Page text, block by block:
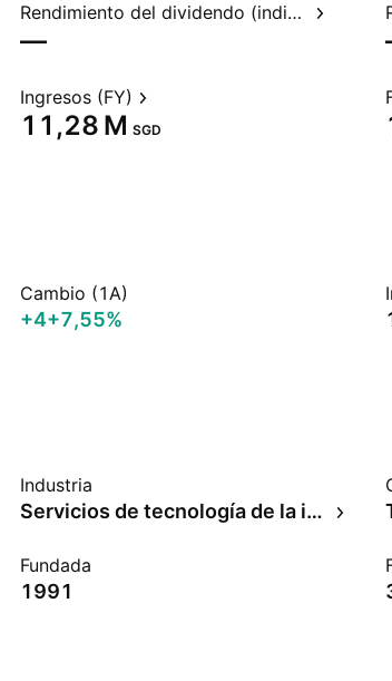
Rendimiento del dividendo (indicado)
—
Ingresos (FY)
‪11,28 M‬ SGD
Cambio (1A)
+4+7,55%
Industria
Servicios de tecnología de la información
Fundada
1991